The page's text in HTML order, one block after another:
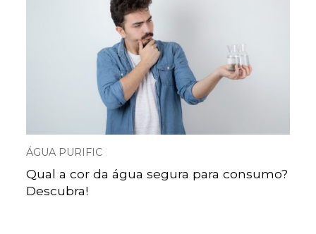
ÁGUA PURIFIC
Qual a cor da água segura para consumo?
Descubra!